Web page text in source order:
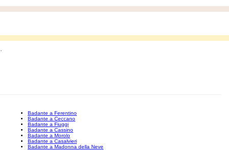
Badante a Ferentino
Badante a Ceccano
Badante a Fiuggi
Badante a Cassino
Badante a Morolo
Badante a Casalvieri
Badante a Madonna della Neve